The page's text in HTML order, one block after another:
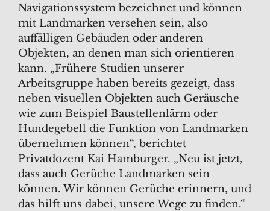
Navigationssystem bezeichnet und können
mit Landmarken versehen sein, also
auffälligen Gebäuden oder anderen
Objekten, an denen man sich orientieren
kann. „Frühere Studien unserer
Arbeitsgruppe haben bereits gezeigt, dass
neben visuellen Objekten auch Geräusche
wie zum Beispiel Baustellenlärm oder
Hundegebell die Funktion von Landmarken
übernehmen können“, berichtet
Privatdozent Kai Hamburger. „Neu ist jetzt,
dass auch Gerüche Landmarken sein
können. Wir können Gerüche erinnern, und
das hilft uns dabei, unsere Wege zu finden.“